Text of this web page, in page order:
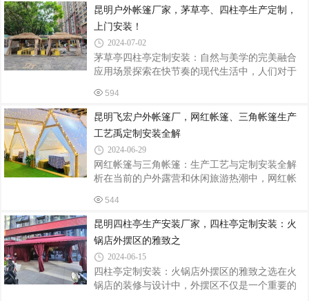
性的完美结合。一、推拉帐篷的生产流程1. 材料
选择与采购推拉帐篷的生产始于高质量材料的选
择。支架通常采用镀锌圆管等优质管材，以确保
其抗风压能力和稳定性。篷布则多选用PVC布
料，因其具有优异的防水、防晒和耐用性能。此
外，根据客户需求，还可选用具有防紫外线功能
的特殊面料。2. 设计与裁剪在材料准备就绪后，
昆明户外帐篷厂家，茅草亭、四柱亭生产定制，
上门安装！
2024-07-02
茅草亭四柱亭定制安装：自然与美学的完美融合
应用场景探索在快节奏的现代生活中，人们对于
一种集自然韵味、文化底蕴与实用功能于一体的
建筑形式，正逐渐成为各类景观设计中不可或缺
的元素。特别是四柱亭，以其稳固的结构、开阔
的视野和灵活多变的定制能力，在众多应用场景
中展现出独特的魅力。本文将深入探讨茅草亭四
柱亭的定制安装及其多样化的应用场景。一、园
林景观中的点睛之笔在公园、别墅花园、度假村
等园林景观中，茅草亭四柱亭不仅是休憩观景的
594
昆明飞宏户外帐篷厂，网红帐篷、三角帐篷生产
工艺禹定制安装全解
2024-06-29
网红帐篷与三角帐篷：生产工艺与定制安装全解
析在当前的户外露营和休闲旅游热潮中，网红帐
泛的关注和喜爱。跟着飞宏帐篷厂小编来看看网
红三角帐篷的生产工艺和定制安装流程，带您领
略其背后的精湛技艺和细致服务。一、生产工艺
材料选择网红帐篷和三角帐篷的篷布材料多采用
高密度的防雨帆布，这种材料不仅具有出色的防
水性能，还具备良好的耐磨性和耐用性。支架则
通常选用铝合金或钢质材料，确保帐篷的稳固性
544
昆明四柱亭生产安装厂家，四柱亭定制安装：火
锅店外摆区的雅致之
2024-06-15
四柱亭定制安装：火锅店外摆区的雅致之选在火
锅店的装修与设计中，外摆区不仅是一个重要的